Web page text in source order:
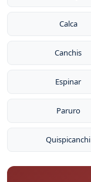
Calca
Canchis
Espinar
Paruro
Quispicanchi